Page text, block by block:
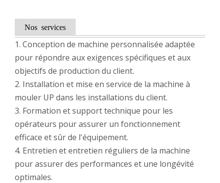
Nos services
1. Conception de machine personnalisée adaptée
pour répondre aux exigences spécifiques et aux
objectifs de production du client.
2. Installation et mise en service de la machine à
mouler UP dans les installations du client.
3. Formation et support technique pour les
opérateurs pour assurer un fonctionnement
efficace et sûr de l'équipement.
4. Entretien et entretien réguliers de la machine
pour assurer des performances et une longévité
optimales.